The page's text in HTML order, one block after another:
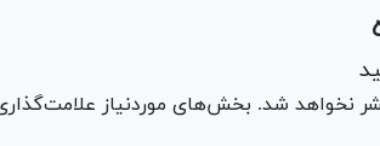
نخواهد شد. بخش‌های موردنیاز